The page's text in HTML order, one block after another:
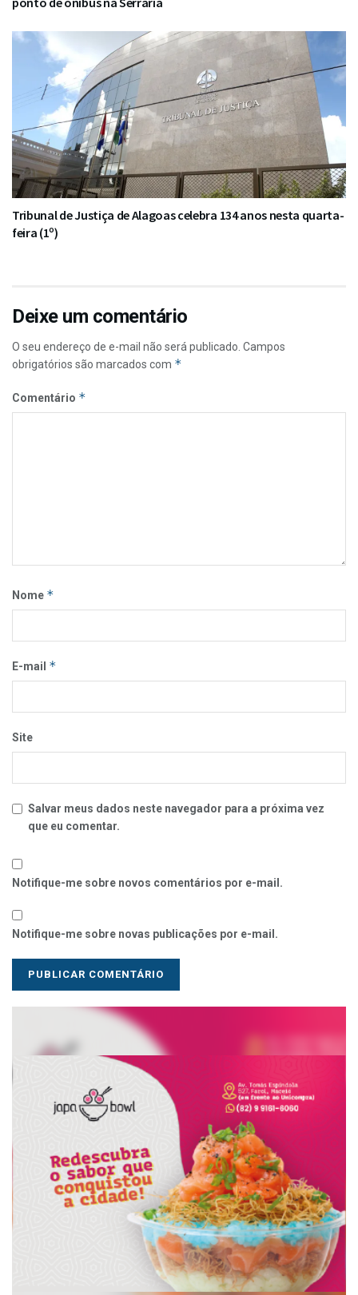
Tribunal de Justiça de Alagoas celebra 134 anos nesta quarta-
feira (1º)
Deixe um comentário
O seu endereço de e-mail não será publicado. Campos
obrigatórios são marcados com *
Comentário *
Nome *
E-mail *
Site
Salvar meus dados neste navegador para a próxima vez
que eu comentar.
Notifique-me sobre novos comentários por e-mail.
Notifique-me sobre novas publicações por e-mail.